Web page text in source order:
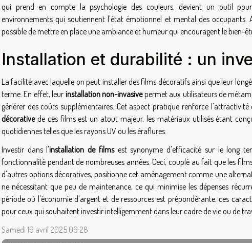
qui prend en compte la psychologie des couleurs, devient un outil
environnements qui soutiennent l'état émotionnel et mental des
possible de mettre en place une ambiance et humeur qui encouragent le bien-
Installation et durabilité : un
La facilité avec laquelle on peut installer des films décoratifs ainsi que leur
terme. En effet, leur installation non-invasivepermet aux utilisateurs de
générer des coûts supplémentaires. Cet aspect pratique renforce
décorativede ces films est un atout majeur, les matériaux utilisés étant
quotidiennes telles que les rayons UV ou les éraflures.
Investir dans l'installation de filmsest synonyme d'efficacité sur le long
fonctionnalité pendant de nombreuses années. Ceci, couplé au fait que les
d'autres options décoratives, positionne cet aménagement comme une
ne nécessitant que peu de maintenance, ce qui minimise les dépenses
période où l'économie d'argent et de ressources est prépondérante, ces
pour ceux qui souhaitent investir intelligemment dans leur cadre de vie ou de
Samedi 19 avril 2025 09:28